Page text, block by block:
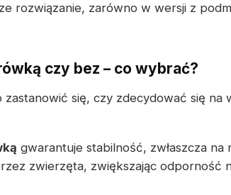
rozwiązanie, zarówno w wersji z
czy bez – co wybrać?
się, czy zdecydować się na
gwarantuje stabilność, zwłaszcza
zwierzęta, zwiększając odporność